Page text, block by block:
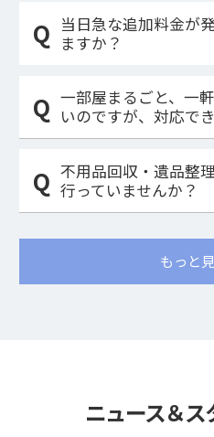
当日急な追加料金が
ますか？
一部屋まるごと、一
いのですが、対応で
不用品回収・遺品整
行っていませんか？
もっと
ニュース＆